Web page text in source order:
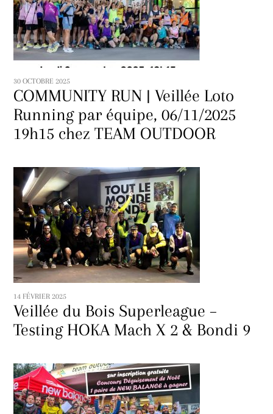
30 OCTOBRE 2025
COMMUNITY RUN | Veillée Loto
Running par équipe, 06/11/2025
19h15 chez TEAM OUTDOOR
14 FÉVRIER 2025
Veillée du Bois Superleague –
Testing HOKA Mach X 2 & Bondi 9